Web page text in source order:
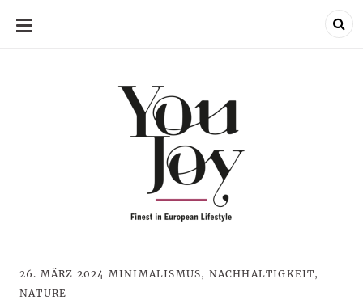
SKIP
26. MÄRZ 2024 MINIMALISMUS, NACHHALTIGKEIT,
NATURE